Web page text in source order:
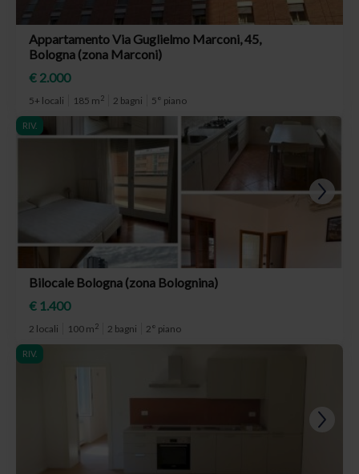
Appartamento Via Guglielmo Marconi, 45,
Bologna (zona Marconi)
€ 2.000
5+ locali 185 m2 2 bagni 5° piano
RIV.
Bilocale Bologna (zona Bolognina)
€ 1.400
2 locali 100 m2 2 bagni 2° piano
RIV.